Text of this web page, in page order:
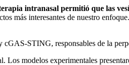
intranasal permitió que las
más interesantes de nuestro
STING, responsables de la
modelos experimentales